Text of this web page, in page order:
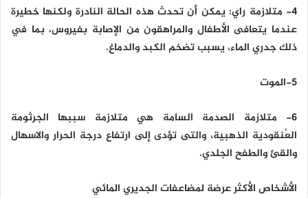
4- متلازمة راي: يمكن أن تحدث هذه الحالة النادرة ولكنها خطيرة
عندما يتعافى الأطفال والمراهقون من الإصابة بفيروس، بما في
ذلك جدري الماء، يسبب تضخم الكبد والدماغ.
5-الموت
6- متلازمة الصدمة السامة هي متلازمة سببها الجرثومة
العُنقودية الذهبية، والتى تؤدى إلى ارتفاع درجة الحرار والاسهال
والقئ والطفح الجلدي.
الأشخاص الأكثر عرضة لمضاعفات الجديري المائي